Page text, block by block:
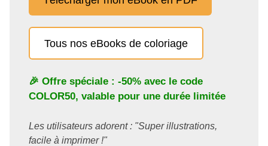
Tous nos eBooks de coloriage
🎉 Offre spéciale : -50% avec le code
COLOR50, valable pour une durée limitée
Les utilisateurs adorent : "Super illustrations,
facile à imprimer !"